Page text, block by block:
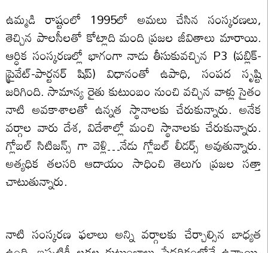
ఉమ్మడి రాష్టంలో 1995లో అమలు చేసిన సంస్కరణలు,
తెచ్చిన పాలసీలతో కోట్లాది మంది ప్రజల జీవితాలు మారాయి.
ఆర్ధిక సంస్కరణల్లో భాగంగా నాడు తీసుకువచ్చిన P3 (పబ్లిక్-
ప్రైవేట్-పార్టనర్ షిప్) విధానంతో ఉపాధి, సంపద సృష్టి
జరిగింది. సామాన్య రైతు కుటుంబం నుంచి వచ్చిన వాళ్లు సైతం
నాటి అవకాశాలతో ఉన్నత స్థానాలకు చేరుకున్నారు. అనేక
వర్గాల వారు దేశ, విదేశాల్లో మంచి స్థానాలకు చేరుకున్నారు.
గ్లోబల్ సిటిజన్స్ గా వెళ్లి…నేడు గ్లోబల్ లీడర్స్ అవుతున్నారు.
అత్యధిక తలసరి ఆదాయం సాధించి తెలుగు ప్రజల సత్తా
చాటుతున్నారు.
నాటి సంస్కరణ ఫలాలు అన్ని వర్గాలకు చేర్చాల్సిన బాధ్యత